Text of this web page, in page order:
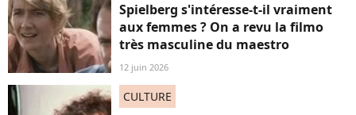
Spielberg s'intéresse-t-il vraiment
aux femmes ? On a revu la filmo
très masculine du maestro
12 juin 2026
CULTURE